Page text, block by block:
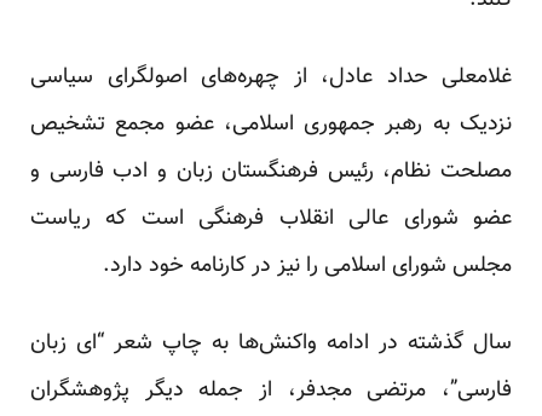
غلامعلی حداد عادل، از چهره‌های اصولگرای سیاسی
نزدیک به رهبر جمهوری اسلامی، عضو مجمع تشخیص
مصلحت نظام، رئیس فرهنگستان زبان و ادب فارسی و
عضو شورای عالی انقلاب فرهنگی است که ریاست
مجلس شورای اسلامی را نیز در کارنامه خود دارد.
سال گذشته در ادامه واکنش‌ها به چاپ شعر “ای زبان
فارسی”، مرتضی مجدفر، از جمله دیگر پژوهشگران